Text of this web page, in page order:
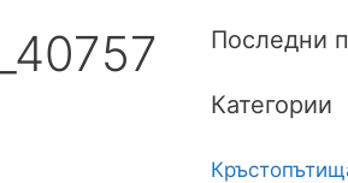
Последни
Категории